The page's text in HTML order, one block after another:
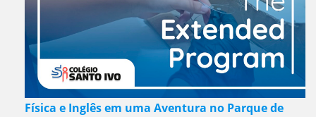
Física e Inglês em uma Aventura no Parque de